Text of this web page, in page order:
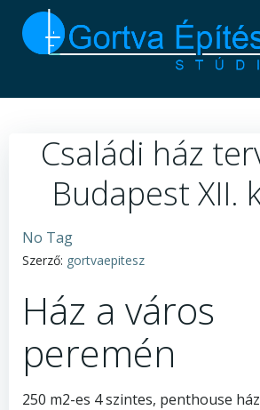
to
content
Családi ház
Budapest XII.
No Tag
Szerző: gortvaepitesz
Ház a város
peremén
250 m2-es 4 szintes, penthouse